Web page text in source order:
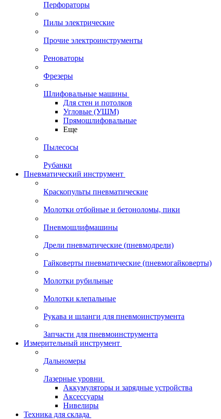
Перфораторы
Пилы электрические
Прочие электроинструменты
Реноваторы
Фрезеры
Шлифовальные машины
Для стен и потолков
Угловые (УШМ)
Прямошлифовальные
Еще
Пылесосы
Рубанки
Пневматический инструмент
Краскопульты пневматические
Молотки отбойные и бетоноломы, пики
Пневмошлифмашины
Дрели пневматические (пневмодрели)
Гайковерты пневматические (пневмогайковерты)
Молотки рубильные
Молотки клепальные
Рукава и шланги для пневмоинструмента
Запчасти для пневмоинструмента
Измерительный инструмент
Дальномеры
Лазерные уровни
Аккумуляторы и зарядные устройства
Аксессуары
Нивелиры
Техника для склада